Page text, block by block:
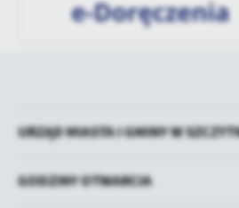
URZĄD MIASTA I GMINY W
GODZINY OTWARCIA